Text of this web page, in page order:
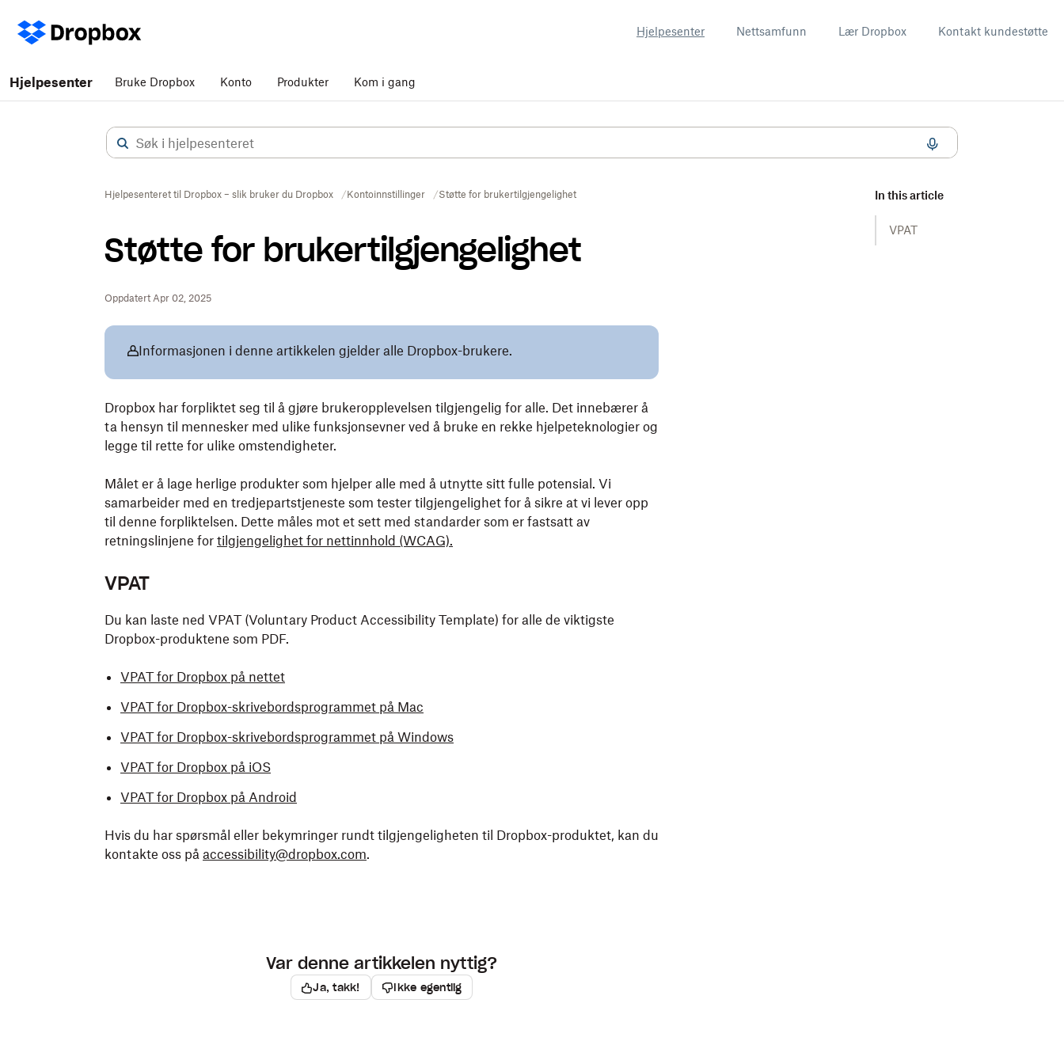
Hjelpesenter Nettsamfunn Lær Dropbox Kontakt kundestøtte
Hjelpesenter Bruke Dropbox Konto Produkter Kom i gang
Hjelpesenteret til Dropbox – slik bruker du Dropbox Kontoinnstillinger Støtte for brukertilgjengelighet
Støtte for brukertilgjengelighet
Oppdatert Apr 02, 2025
In this article
VPAT
Informasjonen i denne artikkelen gjelder alle Dropbox-brukere.
Dropbox har forpliktet seg til å gjøre brukeropplevelsen tilgjengelig for alle. Det innebærer å
ta hensyn til mennesker med ulike funksjonsevner ved å bruke en rekke hjelpeteknologier og
legge til rette for ulike omstendigheter.
Målet er å lage herlige produkter som hjelper alle med å utnytte sitt fulle potensial. Vi
samarbeider med en tredjepartstjeneste som tester tilgjengelighet for å sikre at vi lever opp
til denne forpliktelsen. Dette måles mot et sett med standarder som er fastsatt av
retningslinjene for tilgjengelighet for nettinnhold (WCAG).
VPAT
Du kan laste ned VPAT (Voluntary Product Accessibility Template) for alle de viktigste
Dropbox-produktene som PDF.
VPAT for Dropbox på nettet
VPAT for Dropbox-skrivebordsprogrammet på Mac
VPAT for Dropbox-skrivebordsprogrammet på Windows
VPAT for Dropbox på iOS
VPAT for Dropbox på Android
Hvis du har spørsmål eller bekymringer rundt tilgjengeligheten til Dropbox-produktet, kan du
kontakte oss på accessibility@dropbox.com.
Var denne artikkelen nyttig?
Ja, takk! Ikke egentlig